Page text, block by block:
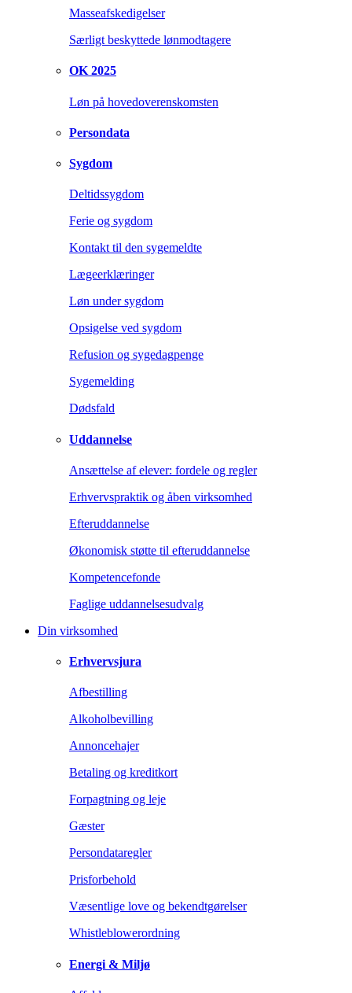
Masseafskedigelser
Særligt beskyttede lønmodtagere
OK 2025
Løn på hovedoverenskomsten
Persondata
Sygdom
Deltidssygdom
Ferie og sygdom
Kontakt til den sygemeldte
Lægeerklæringer
Løn under sygdom
Opsigelse ved sygdom
Refusion og sygedagpenge
Sygemelding
Dødsfald
Uddannelse
Ansættelse af elever: fordele og regler
Erhvervspraktik og åben virksomhed
Efteruddannelse
Økonomisk støtte til efteruddannelse
Kompetencefonde
Faglige uddannelsesudvalg
Din virksomhed
Erhvervsjura
Afbestilling
Alkoholbevilling
Annoncehajer
Betaling og kreditkort
Forpagtning og leje
Gæster
Persondataregler
Prisforbehold
Væsentlige love og bekendtgørelser
Whistleblowerordning
Energi & Miljø